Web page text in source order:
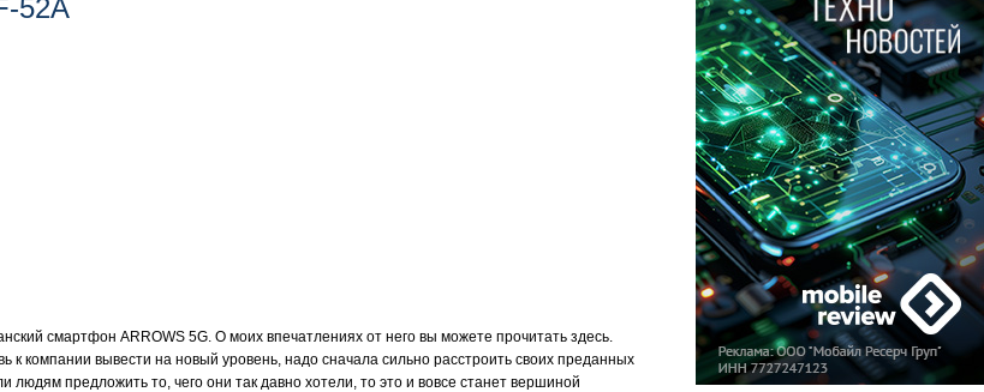
52A
смартфон ARROWS 5G. О моих впечатлениях от него вы можете прочитать здесь.
компании вывести на новый уровень, надо сначала сильно расстроить своих преданных
людям предложить то, чего они так давно хотели, то это и вовсе станет вершиной